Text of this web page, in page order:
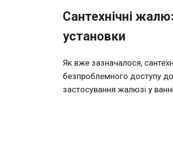
Сантехнічні
установки
Як вже зазначалося,
безпроблемного доступу
застосування жалюзі у